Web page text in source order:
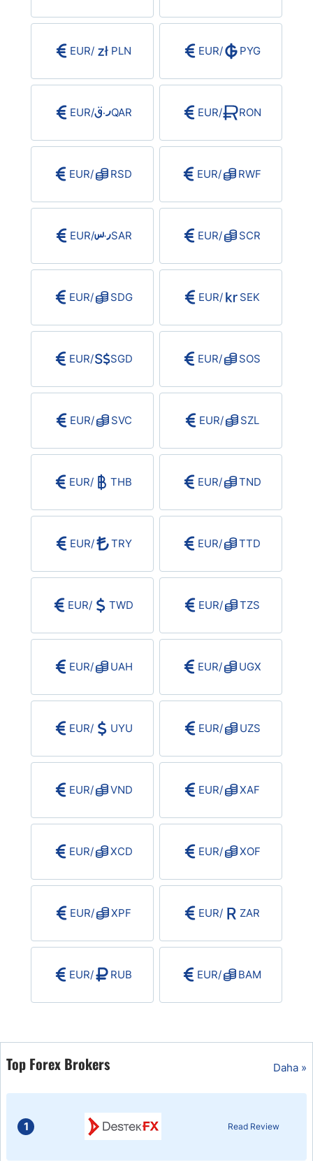
EUR/ PLN EUR/ PYG
EUR/ QAR EUR/ RON
EUR/ RSD EUR/ RWF
EUR/ SAR EUR/ SCR
EUR/ SDG EUR/ SEK
EUR/ SGD EUR/ SOS
EUR/ SVC EUR/ SZL
EUR/ THB EUR/ TND
EUR/ TRY EUR/ TTD
EUR/ TWD EUR/ TZS
EUR/ UAH EUR/ UGX
EUR/ UYU EUR/ UZS
EUR/ VND EUR/ XAF
EUR/ XCD EUR/ XOF
EUR/ XPF EUR/ ZAR
EUR/ RUB EUR/ BAM
Top Forex Brokers Daha »
1 Read Review